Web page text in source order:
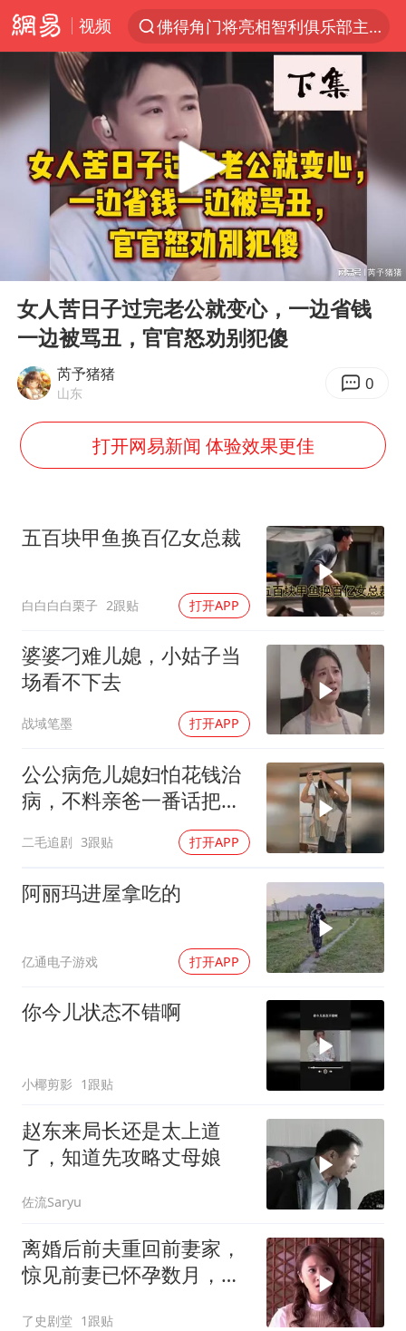
视频
佛得角门将亮相智利俱乐部主场
看守所辅警收受10万获刑1年
宇树科技发行价格150.80元/股
五粮液渠道价一箱上涨近百元
CIA被曝已秘密设立古巴工作组
法国将禁止“未经同意的电话营销”
吉林一“温度计大楼”读数爆表
女子利用漏洞0元薅走3000多件家电
27岁女子成组织卖淫集团主犯被通缉
24小时不关空调 电费会更低吗
东方甄选被判赔偿江小白30万元
奋进开新局 实干挑大梁
Play
00:00 09:18
女人苦日子过完老公就变心，一边省钱
一边被骂丑，官官怒劝别犯傻
芮予猪猪
山东 0
打开网易新闻 体验效果更佳
五百块甲鱼换百亿女总裁
白白白白栗子 2跟贴 打开APP
婆婆刁难儿媳，小姑子当
场看不下去
战域笔墨 打开APP
公公病危儿媳妇怕花钱治
病，不料亲爸一番话把女
二毛追剧 3跟贴 打开APP
阿丽玛进屋拿吃的
亿通电子游戏 打开APP
你今儿状态不错啊
小椰剪影 1跟贴
赵东来局长还是太上道
了，知道先攻略丈母娘
佐流Saryu
离婚后前夫重回前妻家，
惊见前妻已怀孕数月，前
了史剧堂 1跟贴